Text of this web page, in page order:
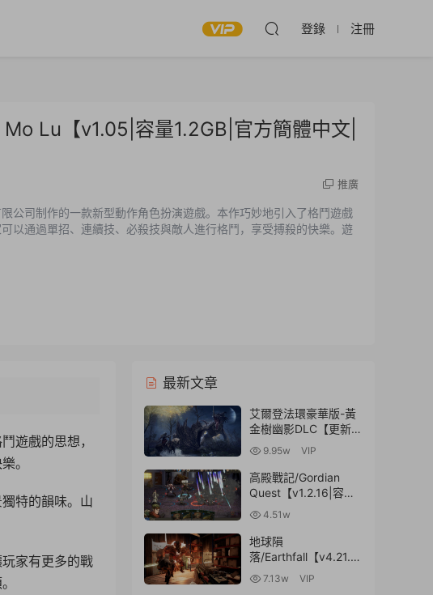
登錄 注冊
Lu【v1.05|容量1.2GB|官方簡體中文|
推廣
公司制作的一款新型動作角色扮演遊戲。本作巧妙地引入了格鬥遊戲
以通過單招、連續技、必殺技與敵人進行格鬥，享受搏殺的快樂。遊
遊戲的思想，
。
特的韻味。山
家有更多的戰
最新文章
艾爾登法環豪華版-黃
金樹幽影DLC【更新
v1.15.0-多項修改器|
容量69GB|官方簡體中
文】/Elden Ring
Deluxe Edition
9.95w VIP
高殿戰記/Gordian
Quest【v1.2.16|容量
3.58GB|官方簡體中
文】
4.51w
地球隕
落/Earthfall【v4.21.1.
0(20190627)|容量
11GB|官方簡體中文|
7.13w VIP